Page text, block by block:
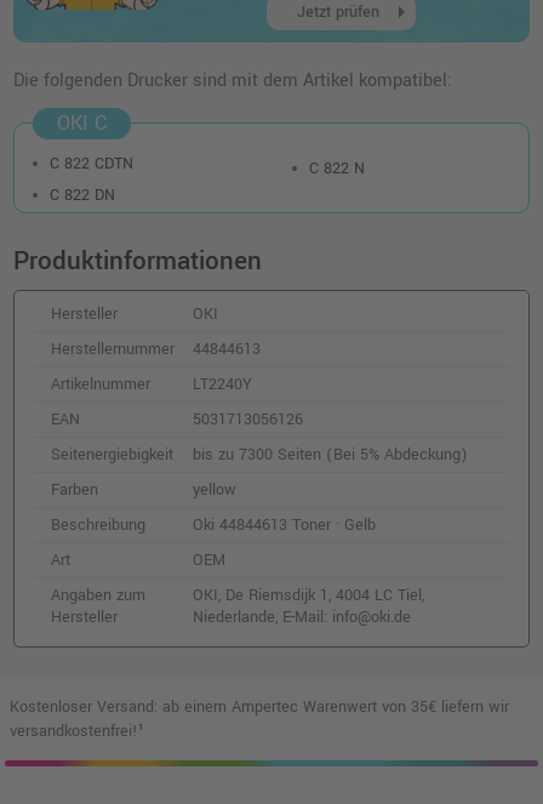
o. MwSt.115,12 €
inkl. MwSt.zzgl. Versand
Cyan
197,99 €
inkl. MwSt.zzgl. Versand
Oki 44844615 Toner · Cyan
o. MwSt.252,09 €
299,99 €
inkl. MwSt. zzgl. Versand
Kompatibler Toner ersetzt Oki 44844614 ·
Magenta
194,99 €
inkl. MwSt. zzgl. Versand
167,99 € shopping_cart
Jetzt prüfen arrow_right
Die folgenden Drucker sind mit dem Artikel kompatibel:
OKI C
C 822 CDTN
C 822 DN
C 822 N
Produktinformationen
Hersteller
OKI
Herstellernummer
44844613
Artikelnummer
LT2240Y
EAN
5031713056126
Seitenergiebigkeit
bis zu 7300 Seiten (Bei 5% Abdeckung)
Farben
yellow
Beschreibung
Oki 44844613 Toner · Gelb
Art
OEM
Angaben zum
Hersteller
OKI, De Riemsdijk 1, 4004 LC Tiel,
Niederlande, E-Mail: info@oki.de
Kostenloser Versand: ab einem Ampertec Warenwert von 35€ liefern wir
versandkostenfrei!¹